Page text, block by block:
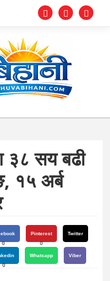
३८ सय बढी
१५ अर्ब
0
Pinterest
0
Twitter
0
Whatsapp Viber